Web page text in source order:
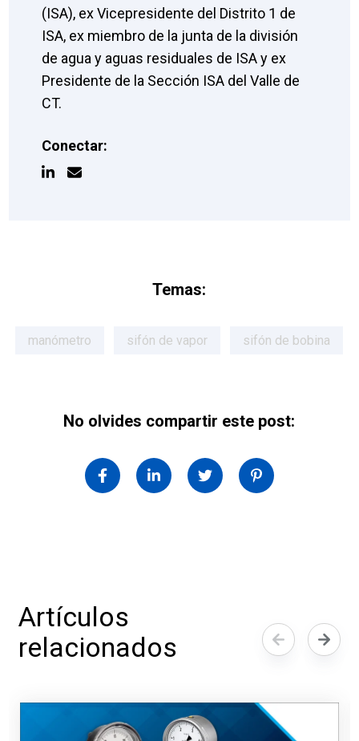
(ISA), ex Vicepresidente del Distrito 1 de
ISA, ex miembro de la junta de la división
de agua y aguas residuales de ISA y ex
Presidente de la Sección ISA del Valle de
CT.
Conectar:
Temas:
manómetro sifón de vapor sifón de bobina
No olvides compartir este post:
Artículos
relacionados